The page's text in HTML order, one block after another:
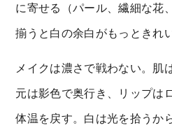
に寄せる（パール、繊細な花
揃うと白の余白がもっときれ
メイクは濃さで戦わない。肌
元は影色で奥行き、リップは
体温を戻す。白は光を拾うか